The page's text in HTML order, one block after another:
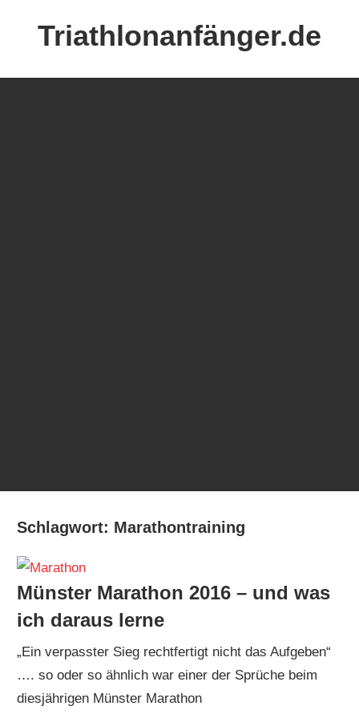
Triathlonanfänger.de
Schlagwort: Marathontraining
Münster Marathon 2016 – und was
ich daraus lerne
„Ein verpasster Sieg rechtfertigt nicht das Aufgeben“
…. so oder so ähnlich war einer der Sprüche beim
diesjährigen Münster Marathon